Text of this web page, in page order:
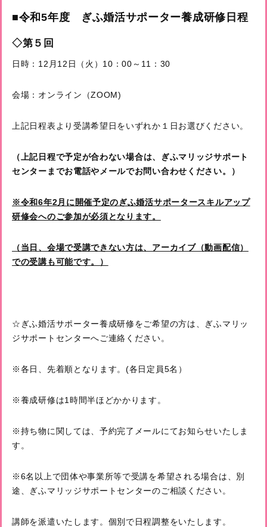
■令和5年度 ぎふ婚活サポーター養成研修日程
◇第５回
日時：12月12日（火）10：00～11：30
会場：オンライン（ZOOM)
上記日程表より受講希望日をいずれか１日お選びください。
（上記日程で予定が合わない場合は、ぎふマリッジサポート
センターまでお電話やメールでお問い合わせください。）
※令和6年2月に開催予定のぎふ婚活サポータースキルアップ
研修会へのご参加が必須となります。
（当日、会場で受講できない方は、アーカイブ（動画配信）
での受講も可能です。）
☆ぎふ婚活サポーター養成研修をご希望の方は、ぎふマリッ
ジサポートセンターへご連絡ください。
※各日、先着順となります。(各日定員5名）
※養成研修は1時間半ほどかかります。
※持ち物に関しては、予約完了メールにてお知らせいたしま
す。
※6名以上で団体や事業所等で受講を希望される場合は、別
途、ぎふマリッジサポートセンターのご相談ください。
講師を派遣いたします。個別で日程調整をいたします。